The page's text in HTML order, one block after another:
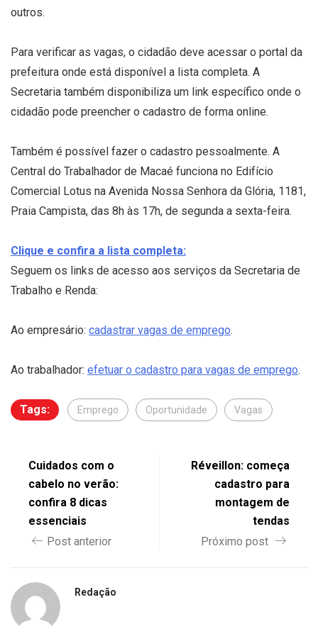
outros.
Para verificar as vagas, o cidadão deve acessar o portal da
prefeitura onde está disponível a lista completa. A
Secretaria também disponibiliza um link específico onde o
cidadão pode preencher o cadastro de forma online.
Também é possível fazer o cadastro pessoalmente. A
Central do Trabalhador de Macaé funciona no Edifício
Comercial Lotus na Avenida Nossa Senhora da Glória, 1181,
Praia Campista, das 8h às 17h, de segunda a sexta-feira.
Clique e confira a lista completa:
Seguem os links de acesso aos serviços da Secretaria de
Trabalho e Renda:
Ao empresário: cadastrar vagas de emprego.
Ao trabalhador: efetuar o cadastro para vagas de emprego.
Tags: Emprego Oportunidade Vagas
Cuidados com o
cabelo no verão:
confira 8 dicas
essenciais
Post anterior
Réveillon: começa
cadastro para
montagem de
tendas
Próximo post
Redação